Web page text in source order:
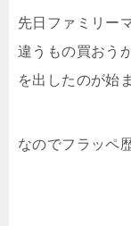
先日ファミリー
違うもの買おう
を出したのが始
なのでフラッペ